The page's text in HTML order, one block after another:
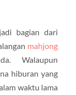
bagian dari
mahjong
Walaupun
hiburan yang
waktu lama